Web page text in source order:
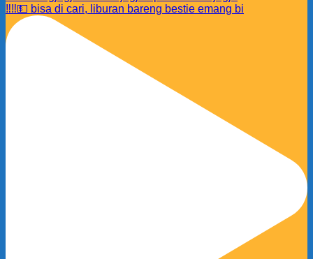
‼️‼️💵 bisa di cari, liburan bareng bestie emang bi